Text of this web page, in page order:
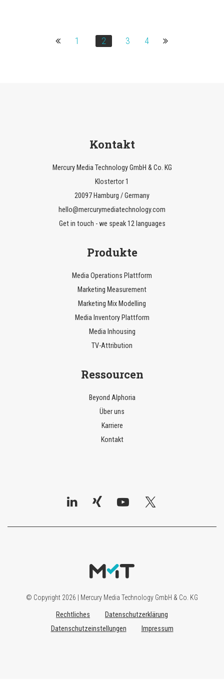
1 2 3 4
Kontakt
Mercury Media Technology GmbH & Co. KG
Klostertor 1
20097 Hamburg / Germany
hello@mercurymediatechnology.com
Get in touch - we speak 12 languages
Produkte
Media Operations Plattform
Marketing Measurement
Marketing Mix Modelling
Media Inventory Plattform
Media Inhousing
TV-Attribution
Ressourcen
Beyond AIphoria
Über uns
Karriere
Kontakt
© Copyright 2026 | Mercury Media Technology GmbH & Co. KG
Rechtliches
Datenschutzerklärung
Datenschutzeinstellungen
Impressum